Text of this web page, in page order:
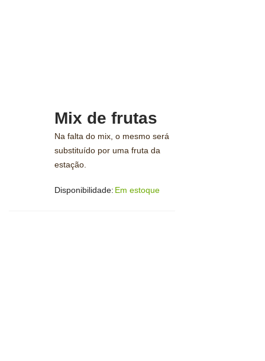
Mix de frutas
Na falta do mix, o mesmo será
substituído por uma fruta da
estação.
Disponibilidade: Em estoque